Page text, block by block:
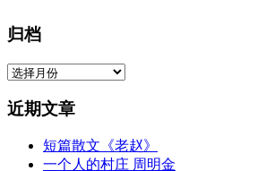
归档
归
近期文章
短篇散文《老赵》
一个人的村庄 周明金